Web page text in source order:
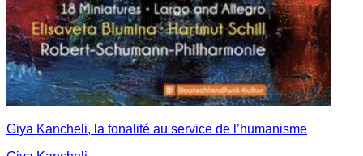
Giya Kancheli, la tonalité au service de l’humanisme